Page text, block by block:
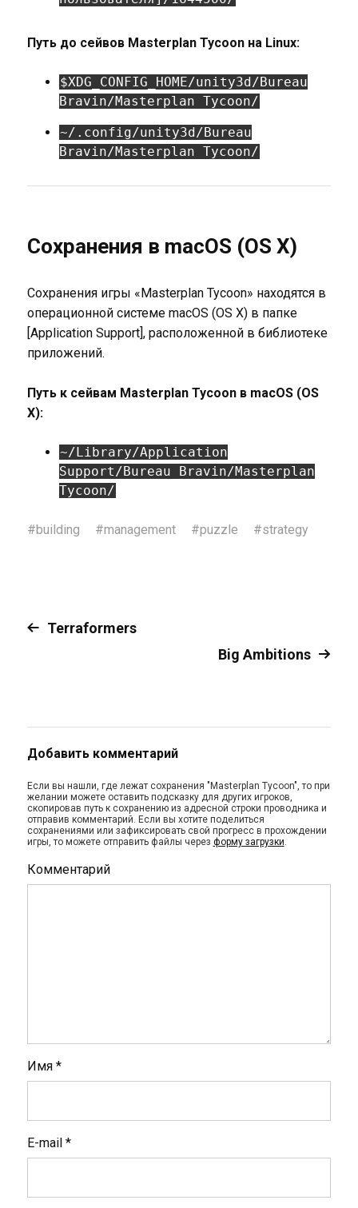
Путь до сейвов Masterplan Tycoon на Linux:
$XDG_CONFIG_HOME/unity3d/Bureau
Bravin/Masterplan Tycoon/
~/.config/unity3d/Bureau
Bravin/Masterplan Tycoon/
Сохранения в macOS (OS X)
Сохранения игры «Masterplan Tycoon» находятся в
операционной системе macOS (OS X) в папке
[Application Support], расположенной в библиотеке
приложений.
Путь к сейвам Masterplan Tycoon в macOS (OS
X):
~/Library/Application
Support/Bureau Bravin/Masterplan
Tycoon/
#building #management #puzzle #strategy
Terraformers
Big Ambitions
Добавить комментарий
Если вы нашли, где лежат сохранения "Masterplan Tycoon", то при
желании можете оставить подсказку для других игроков,
скопировав путь к сохранению из адресной строки проводника и
отправив комментарий. Если вы хотите поделиться
сохранениями или зафиксировать свой прогресс в прохождении
игры, то можете отправить файлы через форму загрузки.
Комментарий
Имя *
E-mail *